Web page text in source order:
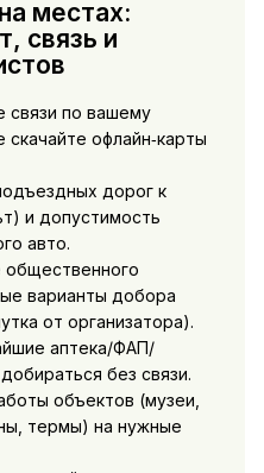
местах:
связь и
связи по вашему
офлайн‑карты
дорог к
и допустимость
авто.
общественного
варианты добора
от организатора).
аптека/ФАП/
без связи.
объектов (музеи,
термы) на нужные